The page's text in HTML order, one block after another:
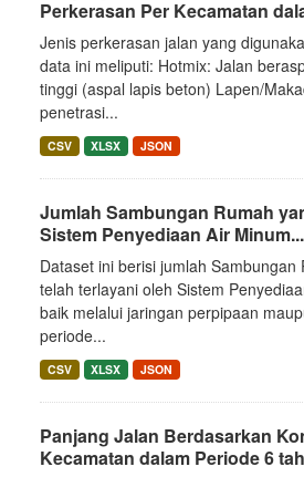
Perkerasan Per Kecamatan
Jenis perkerasan jalan yang
data ini meliputi: Hotmix: Jalan
tinggi (aspal lapis beton) Lapen/
penetrasi...
CSV XLSX JSON
Jumlah Sambungan Rumah
Sistem Penyediaan Air Minum...
Dataset ini berisi jumlah Sambungan
telah terlayani oleh Sistem
baik melalui jaringan perpipaan
periode...
CSV XLSX JSON
Panjang Jalan Berdasarkan
Kecamatan dalam Periode 6